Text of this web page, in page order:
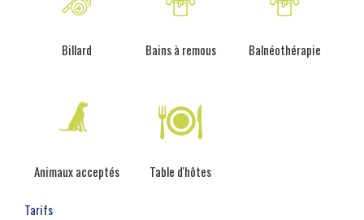
Billard Bains à remous Balnéothérapie
Animaux acceptés Table d'hôtes
Tarifs